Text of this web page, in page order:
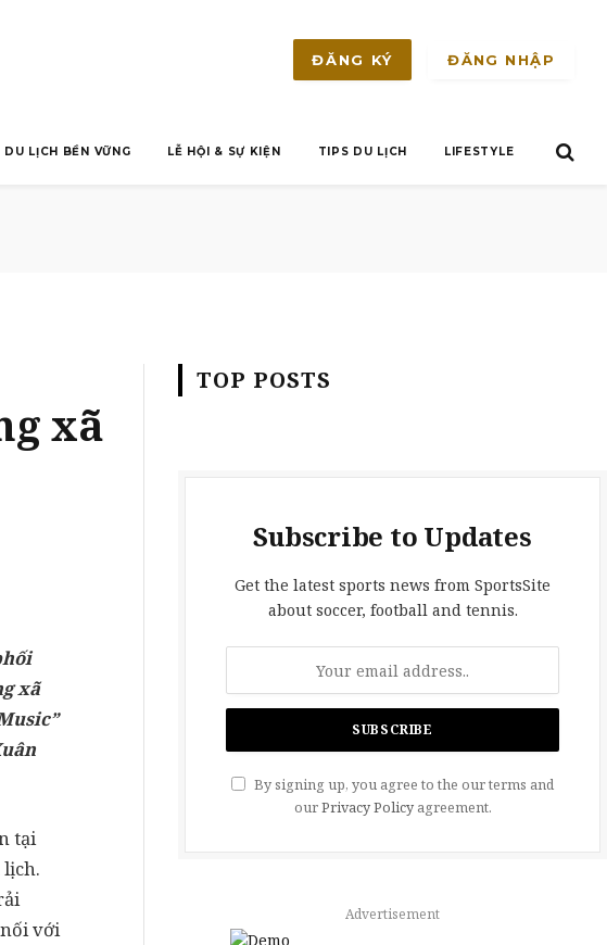
ĐĂNG KÝ ĐĂNG NHẬP
DU LỊCH BỀN VỮNG LỄ HỘI & SỰ KIỆN TIPS DU LỊCH LIFESTYLE
xã
xã
tại
với
TOP POSTS
Subscribe to Updates
Get the latest sports news from SportsSite
about soccer, football and tennis.
By signing up, you agree to the our terms and
ourPrivacy Policyagreement.
Advertisement